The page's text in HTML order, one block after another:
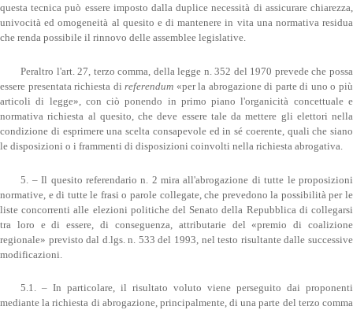
questa tecnica può essere imposto dalla duplice necessità di assicurare chiarezza,
univocità ed omogeneità al quesito e di mantenere in vita una normativa residua
che renda possibile il rinnovo delle assemblee legislative.
Peraltro l'art. 27, terzo comma, della legge n. 352 del 1970 prevede che possa
essere presentata richiesta direferendum «per la abrogazione di parte di uno o più
articoli di legge», con ciò ponendo in primo piano l'organicità concettuale e
normativa richiesta al quesito, che deve essere tale da mettere gli elettori nella
condizione di esprimere una scelta consapevole ed in sé coerente, quali che siano
le disposizioni o i frammenti di disposizioni coinvolti nella richiesta abrogativa.
5. – Il quesito referendario n. 2 mira all'abrogazione di tutte le proposizioni
normative, e di tutte le frasi o parole collegate, che prevedono la possibilità per le
liste concorrenti alle elezioni politiche del Senato della Repubblica di collegarsi
tra loro e di essere, di conseguenza, attributarie del «premio di coalizione
regionale» previsto dal d.lgs. n. 533 del 1993, nel testo risultante dalle successive
modificazioni.
5.1. – In particolare, il risultato voluto viene perseguito dai proponenti
mediante la richiesta di abrogazione, principalmente, di una parte del terzo comma